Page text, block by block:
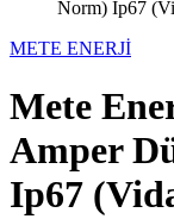
METE ENERJİ
Mete
Amper
Ip67